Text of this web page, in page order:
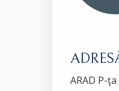
ARAD P-